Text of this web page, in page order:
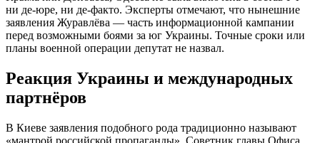
ни де-юре, ни де-факто. Эксперты отмечают, что нынешние
заявления Журавлёва — часть информационной кампании
перед возможными боями за юг Украины. Точные сроки или
планы военной операции депутат не назвал.
Реакция Украины и международных
партнёров
В Киеве заявления подобного рода традиционно называют
«мантрой российской пропаганды». Советник главы Офиса